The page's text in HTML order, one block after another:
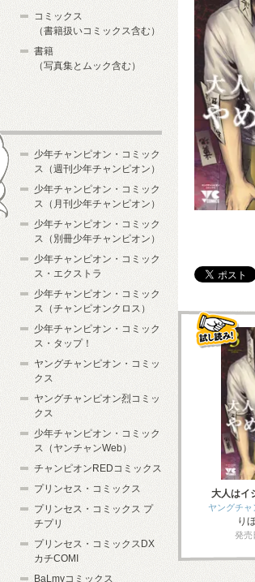
大人はイ
ヤングチャ
り
発売
コミックス
（書籍扱いコミックス含む）
書籍
（写真集とムック含む）
少年チャンピオン・コミック
ス（週刊少年チャンピオン）
少年チャンピオン・コミック
ス（月刊少年チャンピオン）
少年チャンピオン・コミック
ス（別冊少年チャンピオン）
少年チャンピオン・コミック
ス・エクストラ
少年チャンピオン・コミック
ス（チャンピオンクロス）
少年チャンピオン・コミック
ス・タップ！
ヤングチャンピオン・コミッ
クス
ヤングチャンピオン烈コミッ
クス
少年チャンピオン・コミック
ス（ヤンチャンWeb）
チャンピオンREDコミックス
プリンセス・コミックス
プリンセス・コミックス プ
チプリ
プリンセス・コミックスDX
カチCOMI
BaLmyコミックス